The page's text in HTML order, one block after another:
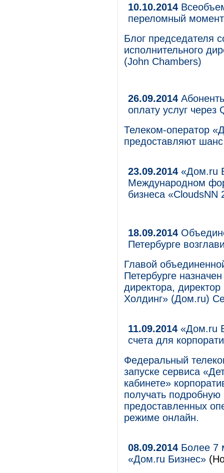
10.10.2014
переломный момент
Блог председателя
исполнительного
(John Chambers)
26.09.2014
оплату услуг через
Телеком-оператор
предоставляют
23.09.2014 «Дом.ru
Международном
бизнеса «CloudsNN
18.09.2014
Петербурге
Главой
Петербурге
директора,
Холдинг» (Дом.ru)
11.09.2014 «Дом.ru
счета для
Федеральный
запуске сервиса
кабинете»
получать
предоставленных
режиме онлайн.
08.09.2014 Более 7
«Дом.ru Бизнес»